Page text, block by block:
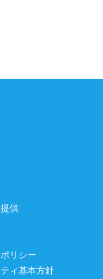
供
リシー
ィ基本方針